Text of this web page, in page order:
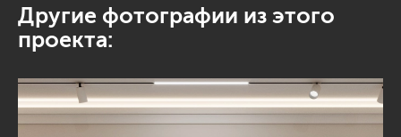
Другие фотографии из этого
проекта: